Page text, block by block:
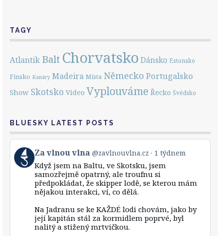
TAGY
Atlantik Balt Chorvatsko Dánsko Estonsko
Finsko Kanáry Madeira Místa Německo Portugalsko
Show Skotsko Video Vyplouváme Řecko Švédsko
BLUESKY LATEST POSTS
View
post
by
Bluesky
Za vlnou vlna @zavlnouvlna.cz 1 týdnem
Když jsem na Baltu, ve Skotsku, jsem
samozřejmě opatrný, ale troufnu si
předpokládat, že skipper lodě, se kterou mám
nějakou interakci, ví, co dělá.
Na Jadranu se ke KAŽDÉ lodi chovám, jako by
její kapitán stál za kormidlem poprvé, byl
nalitý a stižený mrtvičkou.